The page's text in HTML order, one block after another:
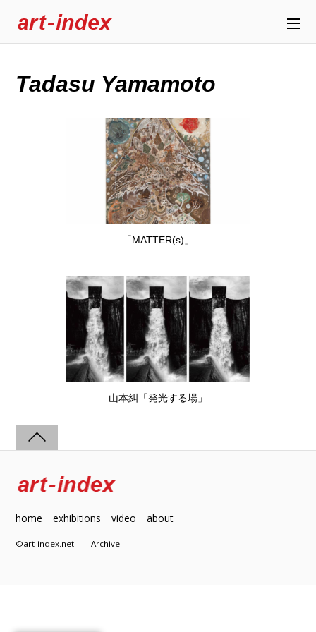
Tadasu Yamamoto
「MATTER(s)」
山本糾「発光する場」
home exhibitions video about
©art-index.netArchive